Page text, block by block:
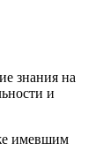
знания на
и
имевшим